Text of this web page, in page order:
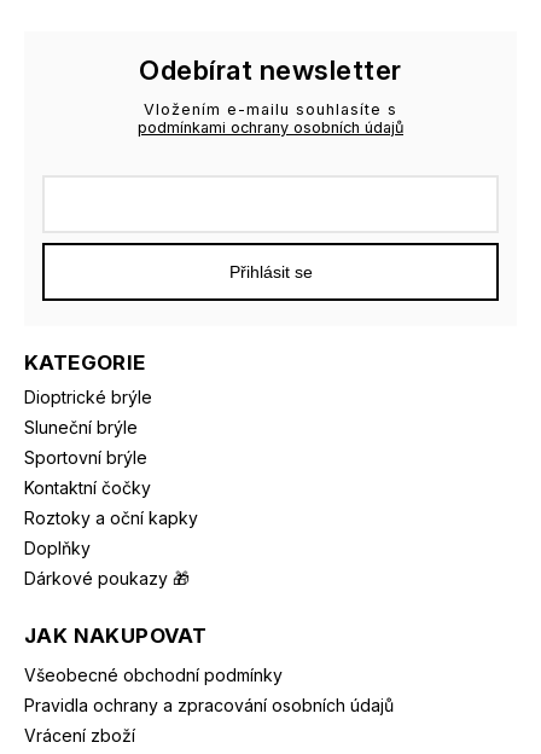
KATEGORIE
Dioptrické brýle
Sluneční brýle
Sportovní brýle
Kontaktní čočky
Roztoky a oční kapky
Doplňky
Dárkové poukazy 🎁
JAK NAKUPOVAT
Všeobecné obchodní podmínky
Pravidla ochrany a zpracování osobních údajů
Vrácení zboží
Odebírat newsletter
Vložením e-mailu souhlasíte s
podmínkami ochrany osobních údajů
Přihlásit se